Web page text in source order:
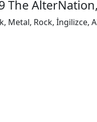
The
Metal, Rock, İngilizce,